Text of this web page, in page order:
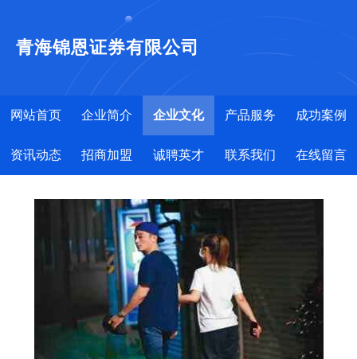
青海锦恩证券有限公司
网站首页 企业简介 企业文化 产品服务 成功案例
资讯动态 招商加盟 诚聘英才 联系我们 在线留言